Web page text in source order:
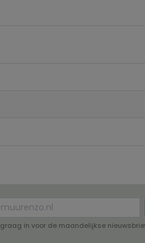
in voor de maandelijkse